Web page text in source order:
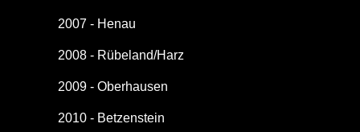
2007 - Henau
2008 - Rübeland/Harz
2009 - Oberhausen
2010 - Betzenstein